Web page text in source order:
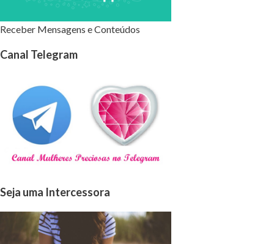
Receber Mensagens e Conteúdos
Canal Telegram
Seja uma Intercessora